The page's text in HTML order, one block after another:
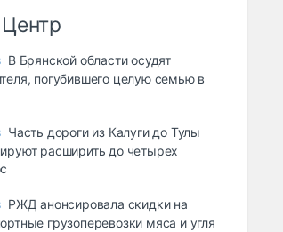
Центр
В Брянской области осудят
погубившего целую семью в
Часть дороги из Калуги до Тулы
расширить до четырех
РЖД анонсировала скидки на
грузоперевозки мяса и угля